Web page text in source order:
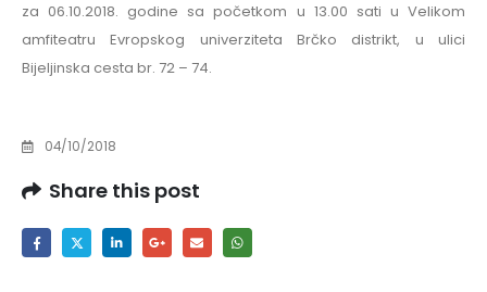
za 06.10.2018. godine sa početkom u 13.00 sati u Velikom
amfiteatru Evropskog univerziteta Brčko distrikt, u ulici
Bijeljinska cesta br. 72 – 74.
04/10/2018
Share this post